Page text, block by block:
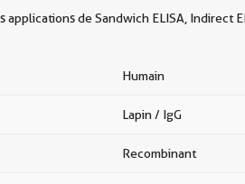
applications de Sandwich ELISA, Indirect
Humain
Lapin / IgG
Recombinant